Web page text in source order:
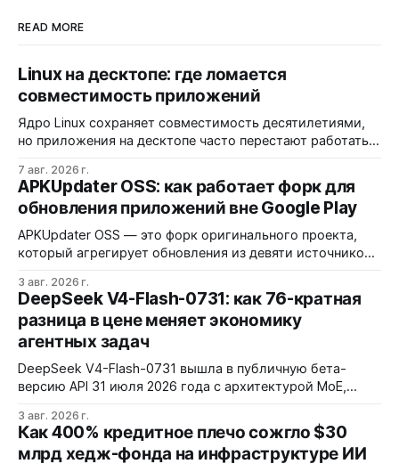
READ MORE
Linux на десктопе: где ломается
совместимость приложений
Ядро Linux сохраняет совместимость десятилетиями,
но приложения на десктопе часто перестают работать
Разработчики обвиняют GNOME и дистрибутивы в
создании искусственных барьеров, а пользователи
платят за это нестабильностью.
7 авг. 2026 г.
APKUpdater OSS: как работает форк для
обновления приложений вне Google Play
APKUpdater OSS — это форк оригинального проекта,
который агрегирует обновления из девяти источников,
установку через Session Installer, Root или Shizuku, но
требует ручной проверки безопасности APK и зависит
от качества метаданных в источниках.
3 авг. 2026 г.
DeepSeek V4-Flash-0731: как 76-кратная
разница в цене меняет экономику
агентных задач
DeepSeek V4-Flash-0731 вышла в публичную бета-
версию API 31 июля 2026 года с архитектурой MoE,
1M токенов. При типичной агентной нагрузке модель
обходится в $0,0096 за запуск против $0,7324 у Claude
Opus 4.8, но уступает в задачах с vision и comp…
3 авг. 2026 г.
Как 400% кредитное плечо сожгло $30
млрд хедж-фонда на инфраструктуре ИИ